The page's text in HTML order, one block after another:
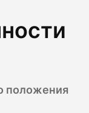
положения